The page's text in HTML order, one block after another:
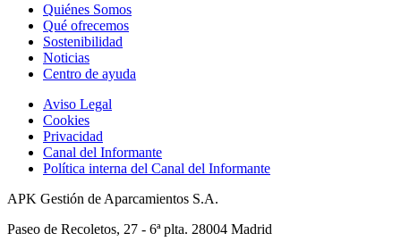
Quiénes Somos
Qué ofrecemos
Sostenibilidad
Noticias
Centro de ayuda
Aviso Legal
Cookies
Privacidad
Canal del Informante
Política interna del Canal del Informante
APK Gestión de Aparcamientos S.A.
Paseo de Recoletos, 27 - 6ª plta. 28004 Madrid